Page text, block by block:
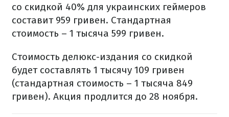
со скидкой 40% для украинских геймеров
составит 959 гривен. Стандартная
стоимость – 1 тысяча 599 гривен.
Стоимость делюкс-издания со скидкой
будет составлять 1 тысячу 109 гривен
(стандартная стоимость – 1 тысяча 849
гривен). Акция продлится до 28 ноября.